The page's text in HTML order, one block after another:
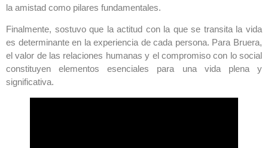
la amistad como pilares fundamentales.
Finalmente, sostuvo que la actitud con la que se transita la vida
es determinante en la experiencia de cada persona. Para Bruera,
el valor de las relaciones humanas y el compromiso con lo social
constituyen elementos esenciales para una vida plena y
significativa.